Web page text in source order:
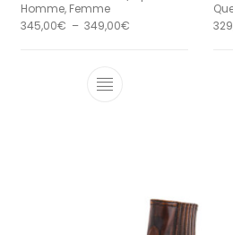
Homme, Femme
345,00€ – 349,00€Plage de prix :
Ce produit a